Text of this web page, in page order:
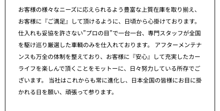
お客様の様々なニーズに応えられるよう豊富な上質在庫を取り揃え、
お客様に『ご満足』して頂けるように、日頃から心掛けております。
仕入れも妥協を許さない”プロの目”で一台一台、専門スタッフが全国
を駆け巡り厳選した車輌のみを仕入れております。 アフターメンテナ
ンスも万全の体制を整えており、お客様に『安心』して充実したカー
ライフを楽しんで頂くことをモットーに、日々努力している所存でご
ざいます。 当社はこれからも常に進化し、日本全国の皆様にお目に掛
かれる日を願い、頑張って参ります。